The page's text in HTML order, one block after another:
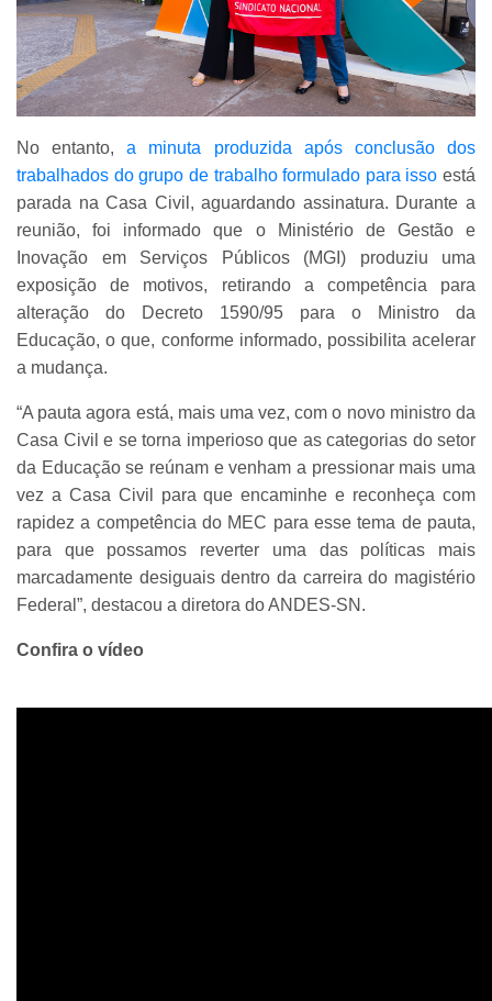
No entanto,a minuta produzida após conclusão dos
trabalhados do grupo de trabalho formulado para isso está
parada na Casa Civil, aguardando assinatura. Durante a
reunião, foi informado que o Ministério de Gestão e
Inovação em Serviços Públicos (MGI) produziu uma
exposição de motivos, retirando a competência para
alteração do Decreto 1590/95 para o Ministro da
Educação, o que, conforme informado, possibilita acelerar
a mudança.
“A pauta agora está, mais uma vez, com o novo ministro da
Casa Civil e se torna imperioso que as categorias do setor
da Educação se reúnam e venham a pressionar mais uma
vez a Casa Civil para que encaminhe e reconheça com
rapidez a competência do MEC para esse tema de pauta,
para que possamos reverter uma das políticas mais
marcadamente desiguais dentro da carreira do magistério
Federal”, destacou a diretora do ANDES-SN.
Confira o vídeo